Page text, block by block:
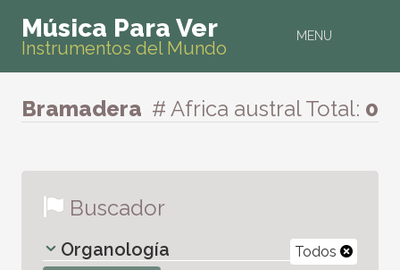
MENU
Música Para Ver
Instrumentos del Mundo
Bramadera # Africa australTotal: 0
Buscador
Todos
Organología